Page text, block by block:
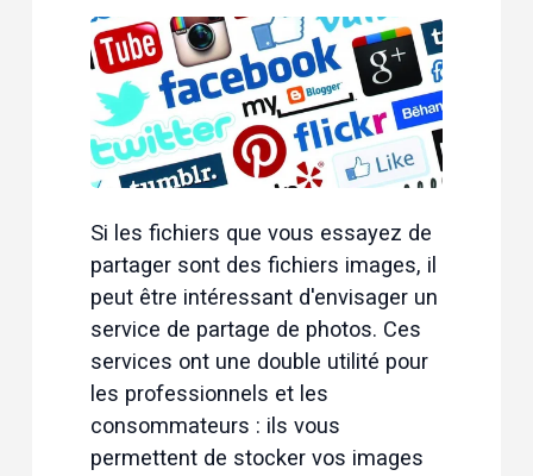
Si les fichiers que vous essayez de
partager sont des fichiers images, il
peut être intéressant d'envisager un
service de partage de photos. Ces
services ont une double utilité pour
les professionnels et les
consommateurs : ils vous
permettent de stocker vos images